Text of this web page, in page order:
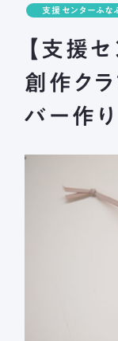
応援セ
長森
採用
支援センターふな
【支援
創作ク
バー作り